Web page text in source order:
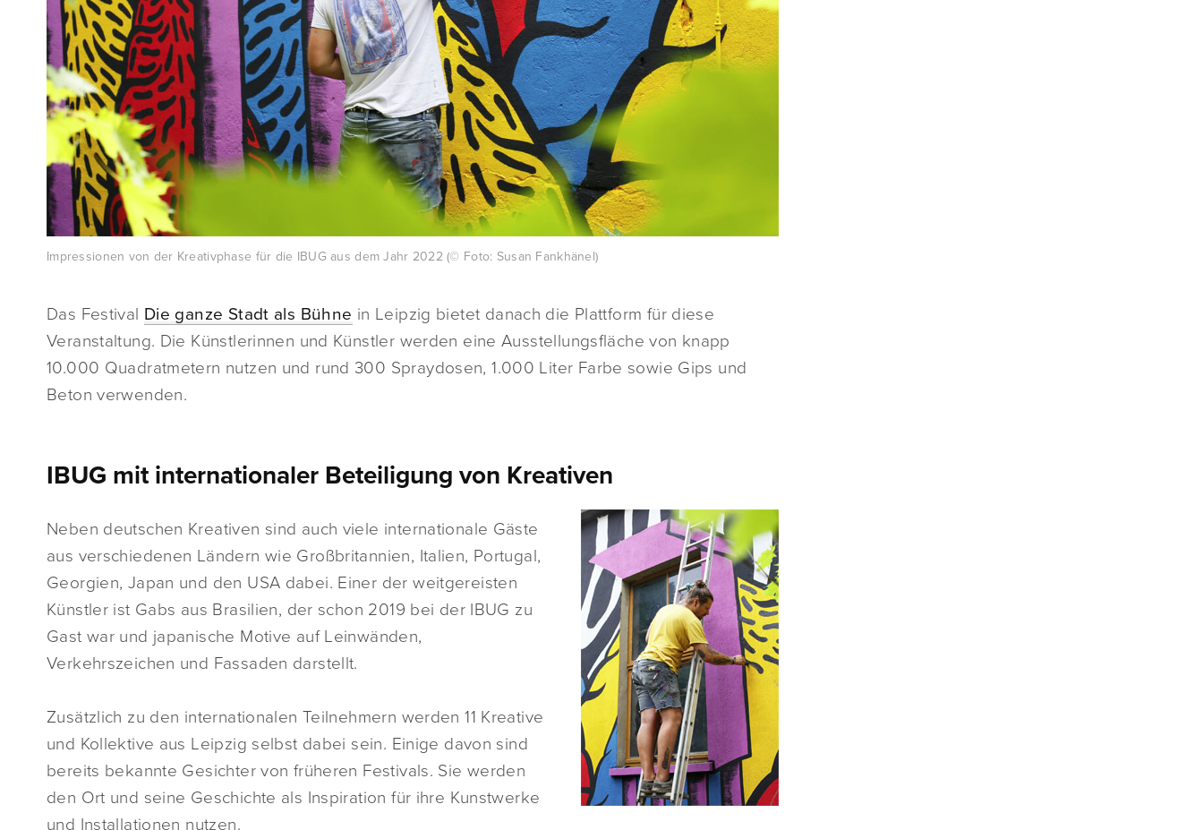
Impressionen von der Kreativphase für die IBUG aus dem Jahr 2022 (© Foto: Susan Fankhänel)
Das Festival Die ganze Stadt als Bühne in Leipzig bietet danach die Plattform für diese
Veranstaltung. Die Künstlerinnen und Künstler werden eine Ausstellungsfläche von knapp
10.000 Quadratmetern nutzen und rund 300 Spraydosen, 1.000 Liter Farbe sowie Gips und
Beton verwenden.
IBUG mit internationaler Beteiligung von Kreativen
Neben deutschen Kreativen sind auch viele internationale Gäste
aus verschiedenen Ländern wie Großbritannien, Italien, Portugal,
Georgien, Japan und den USA dabei. Einer der weitgereisten
Künstler ist Gabs aus Brasilien, der schon 2019 bei der IBUG zu
Gast war und japanische Motive auf Leinwänden,
Verkehrszeichen und Fassaden darstellt.
Zusätzlich zu den internationalen Teilnehmern werden 11 Kreative
und Kollektive aus Leipzig selbst dabei sein. Einige davon sind
bereits bekannte Gesichter von früheren Festivals. Sie werden
den Ort und seine Geschichte als Inspiration für ihre Kunstwerke
und Installationen nutzen.